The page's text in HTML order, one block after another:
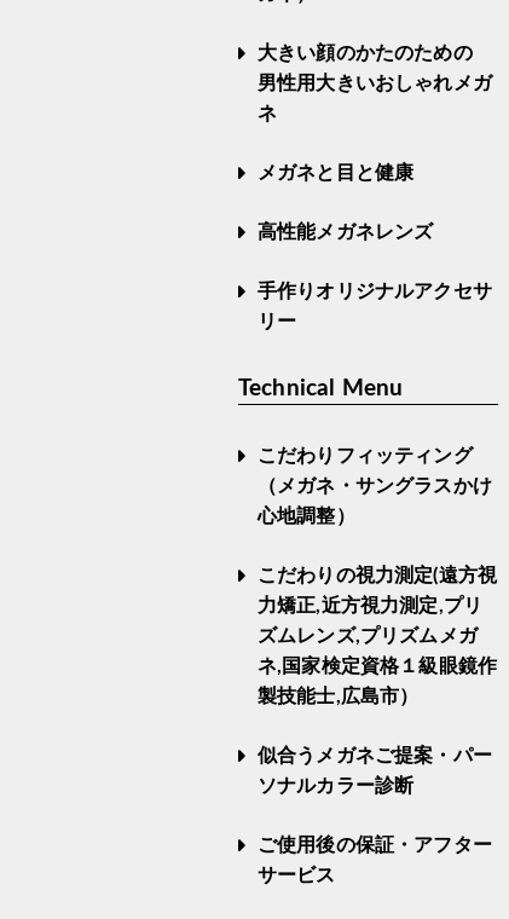
大きい顔のかたのための
男性用大きいおしゃれメガ
ネ
メガネと目と健康
高性能メガネレンズ
手作りオリジナルアクセサ
リー
Technical Menu
こだわりフィッティング
（メガネ・サングラスかけ
心地調整）
こだわりの視力測定(遠方視
力矯正,近方視力測定,プリ
ズムレンズ,プリズムメガ
ネ,国家検定資格１級眼鏡作
製技能士,広島市）
似合うメガネご提案・パー
ソナルカラー診断
ご使用後の保証・アフター
サービス